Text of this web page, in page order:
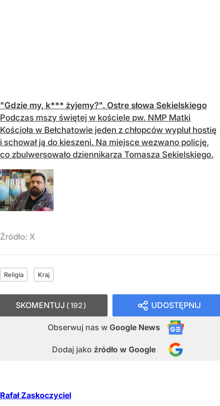
"Gdzie my, k*** żyjemy?". Ostre słowa Sekielskiego
Podczas mszy świętej w kościele pw. NMP Matki
Kościoła w Bełchatowie jeden z chłopców wypluł hostię
i schował ją do kieszeni. Na miejsce wezwano policję,
co zbulwersowało dziennikarza Tomasza Sekielskiego.
Źródło: X
Religia Kraj
UDOSTĘPNIJ
Obserwuj nas w Google News
Dodaj jako źródło w Google
SKOMENTUJ 192
Rafał Zaskoczyciel